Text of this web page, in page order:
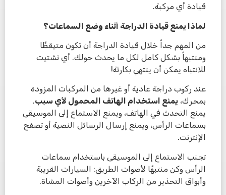
قيادة أي مركبة.
لماذا يمنع قيادة الدراجة أثناء وضع السماعات؟
من المهم جداً خلال قيادة الدراجة أن تكون متيقظًا
ومنتبهاً بشكل كامل لكل ما يحدث حولك. أي تشتيت
للانتباه يمكن أن ينتهي بكارثة!
عند ركوب دراجة عادية أو غيرها من المركبات المزودة
بمحرك، يمنع استخدام الهاتف المحمول لأي سبب.
يمنع التحدث في الهاتف، ويمنع الاستماع إلى الموسيقى
بسماعات الرأس، ويمنع إرسال الرسائل النصية أو تصفح
الإنترنت.
تجنب الاستماع إلى الموسيقى باستخدام سماعات
الرأس وكن منتبهًا لأصوات الطريق: السيارات القريبة
وأبواق التحذير من الركاب الآخرين وأصوات المشاة.